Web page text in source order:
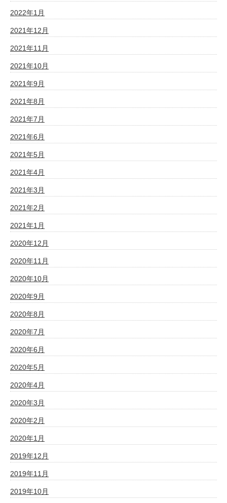
2022年1月
2021年12月
2021年11月
2021年10月
2021年9月
2021年8月
2021年7月
2021年6月
2021年5月
2021年4月
2021年3月
2021年2月
2021年1月
2020年12月
2020年11月
2020年10月
2020年9月
2020年8月
2020年7月
2020年6月
2020年5月
2020年4月
2020年3月
2020年2月
2020年1月
2019年12月
2019年11月
2019年10月